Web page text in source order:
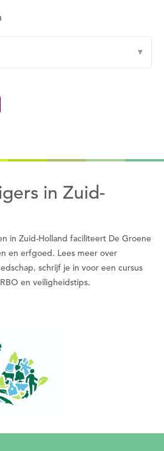
in Zuid-
in Zuid-Holland faciliteert De Groene
en erfgoed. Lees meer over
schrijf je in voor een cursus
en veiligheidstips.
lenen moet je eerst